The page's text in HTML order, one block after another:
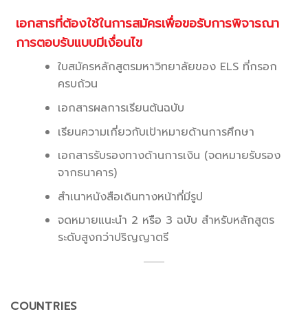
เอกสารที่ต้องใช้ในการสมัครเพื่อขอรับการพิจารณา
การตอบรับแบบมีเงื่อนไข
ใบสมัครหลักสูตรมหาวิทยาลัยของ ELS ที่กรอก
ครบถ้วน
เอกสารผลการเรียนต้นฉบับ
เรียนความเกี่ยวกับเป้าหมายด้านการศึกษา
เอกสารรับรองทางด้านการเงิน (จดหมายรับรอง
จากธนาคาร)
สำเนาหนังสือเดินทางหน้าที่มีรูป
จดหมายแนะนำ 2 หรือ 3 ฉบับ สำหรับหลักสูตร
ระดับสูงกว่าปริญญาตรี
COUNTRIES